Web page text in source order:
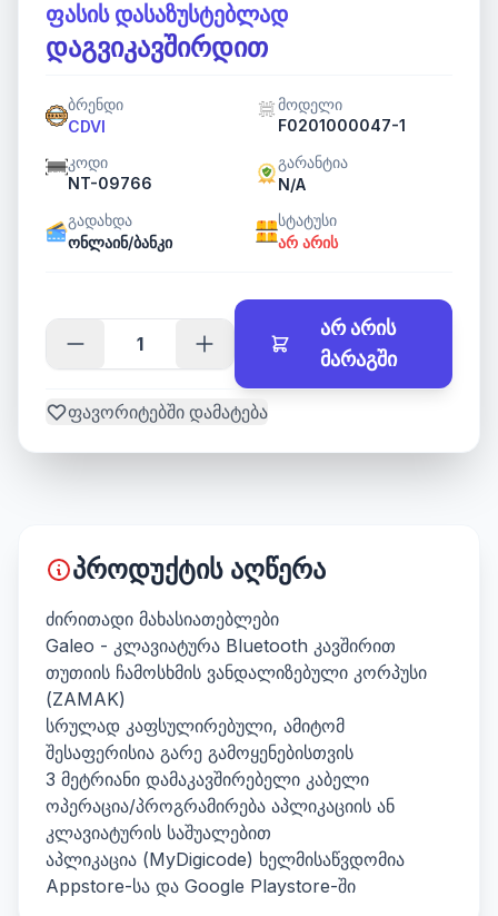
ფასის დასაზუსტებლად
დაგვიკავშირდით
ბრენდი
CDVI
მოდელი
F0201000047-1
კოდი
NT-09766
გარანტია
N/A
გადახდა
ონლაინ/ბანკი
სტატუსი
არ არის
არ არის
მარაგში
ფავორიტებში დამატება
პროდუქტის აღწერა
ძირითადი მახასიათებლები
Galeo - კლავიატურა Bluetooth კავშირით
თუთიის ჩამოსხმის ვანდალიზებული კორპუსი
(ZAMAK)
სრულად კაფსულირებული, ამიტომ
შესაფერისია გარე გამოყენებისთვის
3 მეტრიანი დამაკავშირებელი კაბელი
ოპერაცია/პროგრამირება აპლიკაციის ან
კლავიატურის საშუალებით
აპლიკაცია (MyDigicode) ხელმისაწვდომია
Appstore-სა და Google Playstore-ში